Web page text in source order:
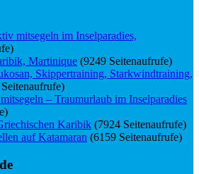
mitsegeln im Inselparadies,
Martinique (9249 Seitenaufrufe)
Skippertraining, Starkwindtraining,
– Traumurlaub im Inselparadies
Karibik (7924 Seitenaufrufe)
auf Katamaran (6159 Seitenaufrufe)